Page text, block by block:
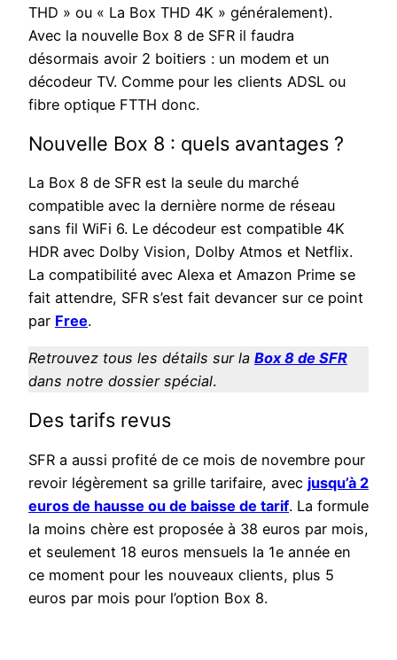
THD » ou « La Box THD 4K » généralement).
Avec la nouvelle Box 8 de SFR il faudra
désormais avoir 2 boitiers : un modem et un
décodeur TV. Comme pour les clients ADSL ou
fibre optique FTTH donc.
Nouvelle Box 8 : quels avantages ?
La Box 8 de SFR est la seule du marché
compatible avec la dernière norme de réseau
sans fil WiFi 6. Le décodeur est compatible 4K
HDR avec Dolby Vision, Dolby Atmos et Netflix.
La compatibilité avec Alexa et Amazon Prime se
fait attendre, SFR s’est fait devancer sur ce point
par Free.
Retrouvez tous les détails sur la Box 8 de SFR
dans notre dossier spécial.
Des tarifs revus
SFR a aussi profité de ce mois de novembre pour
revoir légèrement sa grille tarifaire, avec jusqu’à 2
euros de hausse ou de baisse de tarif. La formule
la moins chère est proposée à 38 euros par mois,
et seulement 18 euros mensuels la 1e année en
ce moment pour les nouveaux clients, plus 5
euros par mois pour l’option Box 8.